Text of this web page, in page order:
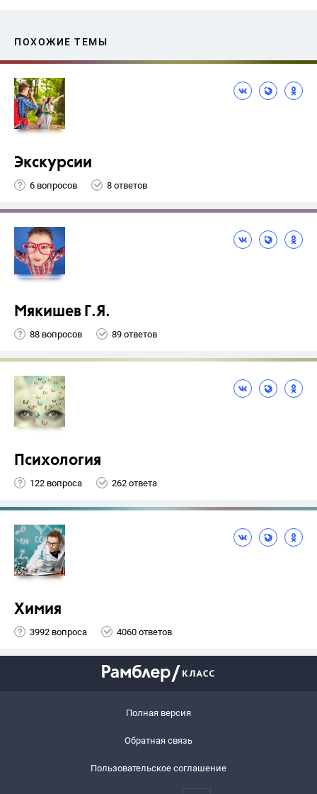
ПОХОЖИЕ ТЕМЫ
Экскурсии
6 вопросов 8 ответов
Мякишев Г.Я.
88 вопросов 89 ответов
Психология
122 вопроса 262 ответа
Химия
3992 вопроса 4060 ответов
Полная версия
Обратная связь
Пользовательское соглашение